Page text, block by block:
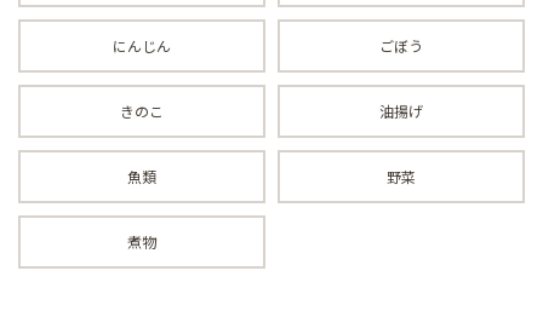
にんじん ごぼう
きのこ 油揚げ
魚類 野菜
煮物